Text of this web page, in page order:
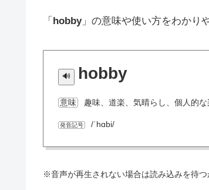
「 hobby」の意味や使い方をわかり
hobby
意味 趣味、道楽、気晴らし、個人的
発音記号 /ˈhɑbi/
※音声が再生されない場合は読み込みを待つ